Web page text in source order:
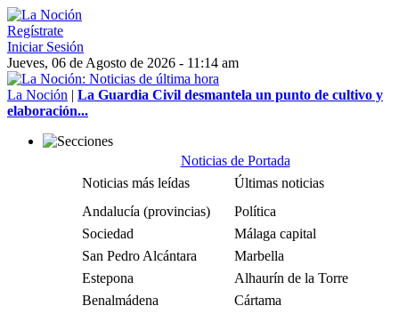
Regístrate
Iniciar Sesión
Jueves, 06 de Agosto de 2026 - 11:14 am
La Noción | La Guardia Civil desmantela un punto de cultivo y
elaboración...
Noticias de Portada
Noticias más leídas
Últimas noticias
Andalucía (provincias)
Política
Sociedad
Málaga capital
San Pedro Alcántara
Marbella
Estepona
Alhaurín de la Torre
Benalmádena
Cártama